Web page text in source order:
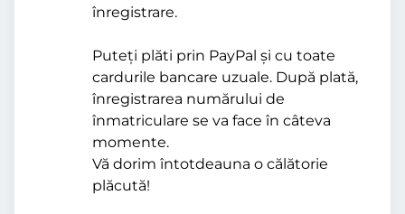
înregistrare.
Puteți plăti prin PayPal și cu toate
cardurile bancare uzuale. După plată,
înregistrarea numărului de
înmatriculare se va face în câteva
momente.
Vă dorim întotdeauna o călătorie
plăcută!